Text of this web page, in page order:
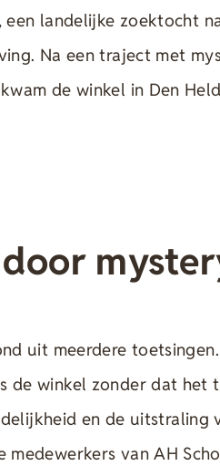
landelijke zoektocht
Na een traject met
de winkel in Den
uit meerdere
de winkel zonder dat het
en de uitstraling
van AH